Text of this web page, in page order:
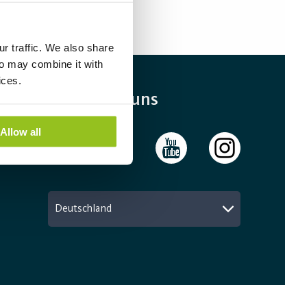
traffic. We also share
may combine it with
Allow all
Folgen Sie uns
Deutschland